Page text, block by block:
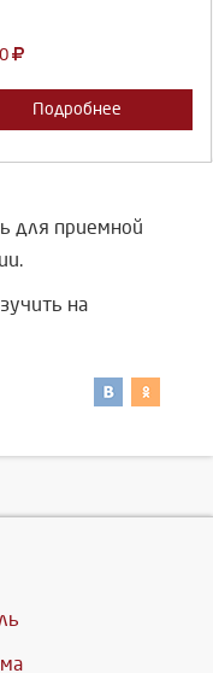
Подробнее
для приемной
на